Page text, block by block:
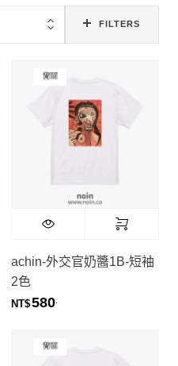
13
FILTERS
achin-外交官奶醬1B-短袖
2色
NT$580